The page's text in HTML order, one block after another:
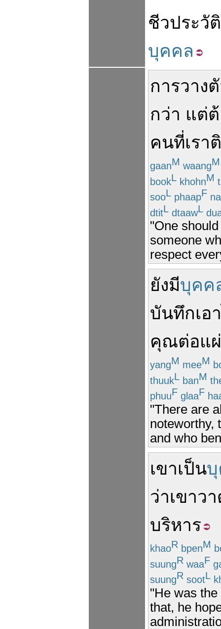
ชีวประวัติ
บุคคล
การวาง
กว่า แต่
คนที่เรา
gaanM waangM
bookL khohnM
sooL phaapF
dtitL dtaawL
"One
someone
respect
ยังมีบุคค
บันทึกเอ
คุณต่อแ
yangM meeM
thuukL banM
phuuF glaaF
"There are
noteworthy,
and who
เขาเป็น
ว่าเขาว
บริหาร
khaoR bpenM
suungR waaF
suungR sootL
"He was
that, he